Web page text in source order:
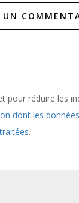
pour réduire les
dont les
.